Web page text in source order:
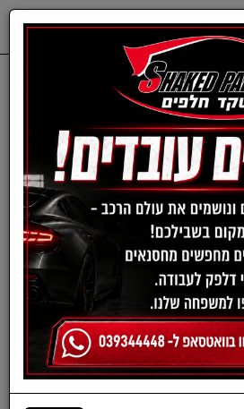
קירור
מרוכז כחול
Paraflu 11 Petronas |